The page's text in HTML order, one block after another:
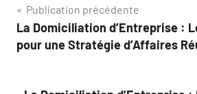
Navigation
de
Publication précédente
La Domiciliation d’Entreprise :
pour une Stratégie d’Affaires